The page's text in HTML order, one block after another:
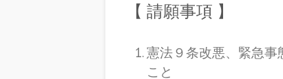
【 請願事項 】
憲法９条改悪、緊急事
こと